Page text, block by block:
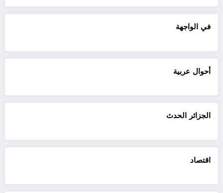
في الواجهة
أحوال عربية
الجزائر الحدث
اقتصاد